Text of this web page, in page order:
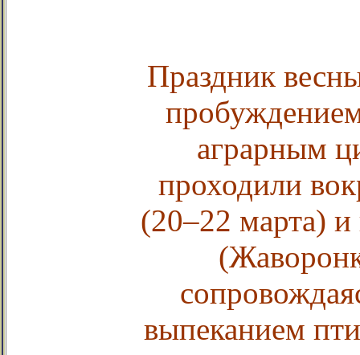
Праздник
аграрным
проходили
(20–22 марта)
выпеканием